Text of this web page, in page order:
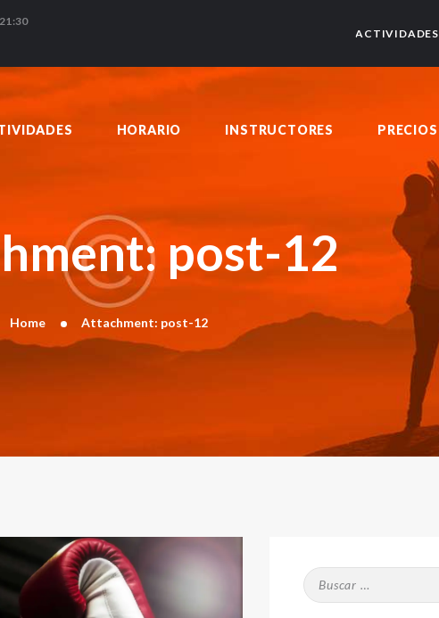
ACTIVIDADES
HORARIO INSTRUCTORES PRECIOS
post-12
Home Attachment: post-12
Buscar: